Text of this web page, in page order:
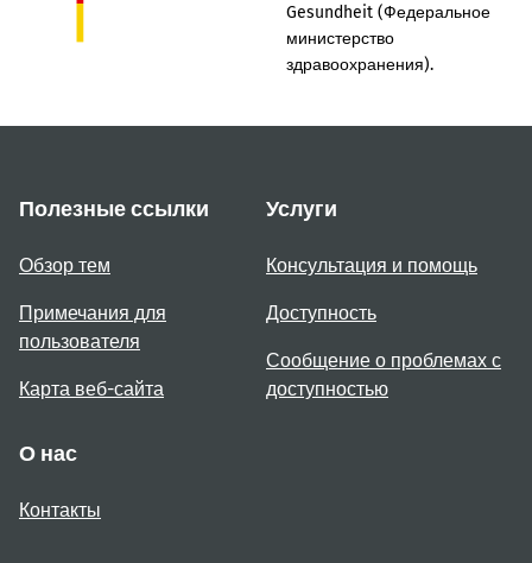
Gesundheit (Федеральное
министерство
здравоохранения).
Полезные ссылки
Обзор тем
Примечания для
пользователя
Карта веб-сайта
Услуги
Консультация и помощь
Доступность
Сообщение о проблемах с
доступностью
О нас
Контакты